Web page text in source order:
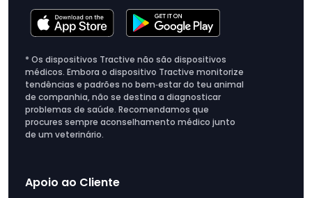
Cria um lar confortável: faz com que o ambiente
do teu cão seja seguro e livre de perturbações.
Fecha as cortinas, põe a cama dele confortável
ou deixa os brinquedos e guloseimas preferidos
dele à vista.
* Os dispositivos Tractive não são dispositivos
médicos. Embora o dispositivo Tractive monitorize
tendências e padrões no bem‑estar do teu animal
de companhia, não se destina a diagnosticar
problemas de saúde. Recomendamos que
procures sempre aconselhamento médico junto
de um veterinário.
Apoio ao Cliente